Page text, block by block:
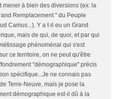
mener à bien des diversions (ex: la
Remplacement " du Peuple
Camus...). Y a t-il eu un Grand
mais de qui, de quoi, et par qui
phénoménal qui s'est
ce territoire, on ne peut qu'être
"démographique" précis
spécifique...Je ne connais pas
Terre-Neuve, mais je pose la
démographique est-il dû à la